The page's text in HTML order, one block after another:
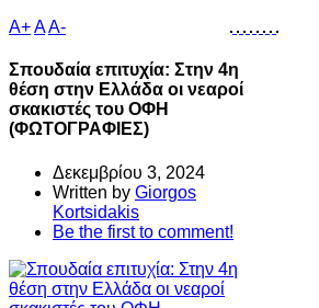
A+AA-
Σπουδαία επιτυχία: Στην 4η
θέση στην Ελλάδα οι νεαροί
σκακιστές του ΟΦΗ
(ΦΩΤΟΓΡΑΦΙΕΣ)
Δεκεμβρίου 3, 2024
Written by Giorgos
Kortsidakis
Be the first to comment!